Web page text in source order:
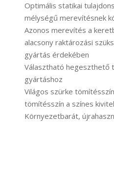
Optimális statikai
mélységű merevítésnek
Azonos merevítés a
alacsony raktározási
gyártás érdekében
Választható hegeszthető
gyártáshoz
Világos szürke
tömítésszín a színes
Környezetbarát,